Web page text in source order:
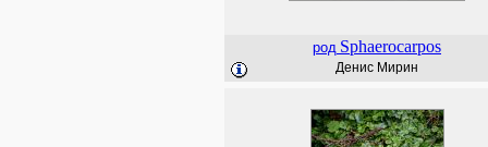
род Sphaerocarpos
Денис Мирин